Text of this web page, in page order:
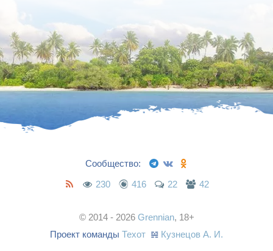
Сообщество:
230
416 22 42
© 2014 - 2026 Grennian, 18+
Проект команды Техот 𝌴 Кузнецов А. И.